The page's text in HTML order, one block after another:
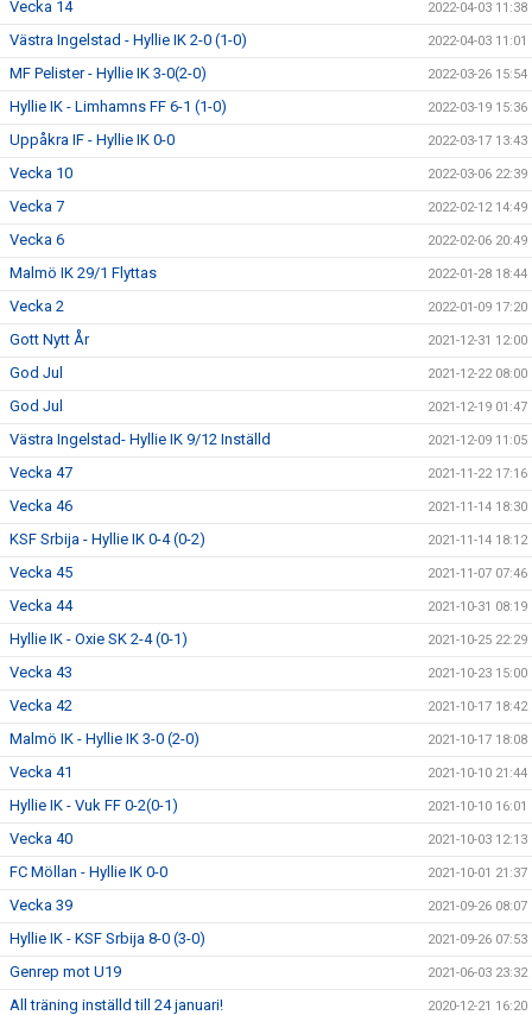
Vecka 14 2022-04-03 11:38
Västra Ingelstad - Hyllie IK 2-0 (1-0) 2022-04-03 11:01
MF Pelister - Hyllie IK 3-0(2-0) 2022-03-26 15:54
Hyllie IK - Limhamns FF 6-1 (1-0) 2022-03-19 15:36
Uppåkra IF - Hyllie IK 0-0 2022-03-17 13:43
Vecka 10 2022-03-06 22:39
Vecka 7 2022-02-12 14:49
Vecka 6 2022-02-06 20:49
Malmö IK 29/1 Flyttas 2022-01-28 18:44
Vecka 2 2022-01-09 17:20
Gott Nytt År 2021-12-31 12:00
God Jul 2021-12-22 08:00
God Jul 2021-12-19 01:47
Västra Ingelstad- Hyllie IK 9/12 Inställd 2021-12-09 11:05
Vecka 47 2021-11-22 17:16
Vecka 46 2021-11-14 18:30
KSF Srbija - Hyllie IK 0-4 (0-2) 2021-11-14 18:12
Vecka 45 2021-11-07 07:46
Vecka 44 2021-10-31 08:19
Hyllie IK - Oxie SK 2-4 (0-1) 2021-10-25 22:29
Vecka 43 2021-10-23 15:00
Vecka 42 2021-10-17 18:42
Malmö IK - Hyllie IK 3-0 (2-0) 2021-10-17 18:08
Vecka 41 2021-10-10 21:44
Hyllie IK - Vuk FF 0-2(0-1) 2021-10-10 16:01
Vecka 40 2021-10-03 12:13
FC Möllan - Hyllie IK 0-0 2021-10-01 21:37
Vecka 39 2021-09-26 08:07
Hyllie IK - KSF Srbija 8-0 (3-0) 2021-09-26 07:53
Genrep mot U19 2021-06-03 23:32
All träning inställd till 24 januari! 2020-12-21 16:20